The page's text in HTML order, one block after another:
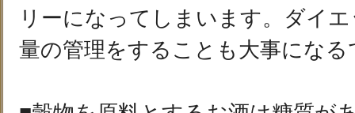
リーになってしまいます。ダイ
量の管理をすることも大事になる